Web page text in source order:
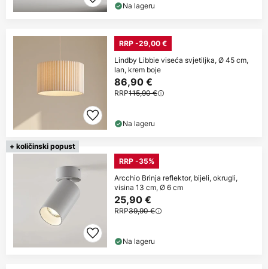
Na lageru
RRP -29,00 €
Lindby Libbie viseća svjetiljka, Ø 45 cm,
lan, krem boje
86,90 €
RRP115,90 €
Na lageru
+ količinski popust
RRP -35%
Arcchio Brinja reflektor, bijeli, okrugli,
visina 13 cm, Ø 6 cm
25,90 €
RRP39,90 €
Na lageru